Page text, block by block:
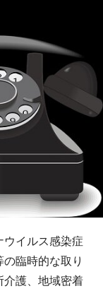
イルス感染症
臨時的な取り
介護、地域密着